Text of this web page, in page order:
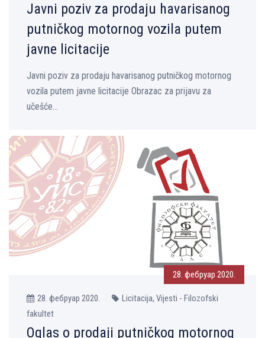
Javni poziv za prodaju havarisanog
putničkog motornog vozila putem
javne licitacije
Javni poziv za prodaju havarisanog putničkog motornog
vozila putem javne licitacije Obrazac za prijavu za
učešće...
28. фебруар 2020.
28. фебруар 2020.
Licitacija, Vijesti - Filozofski
fakultet
Oglas o prodaji putničkog motornog